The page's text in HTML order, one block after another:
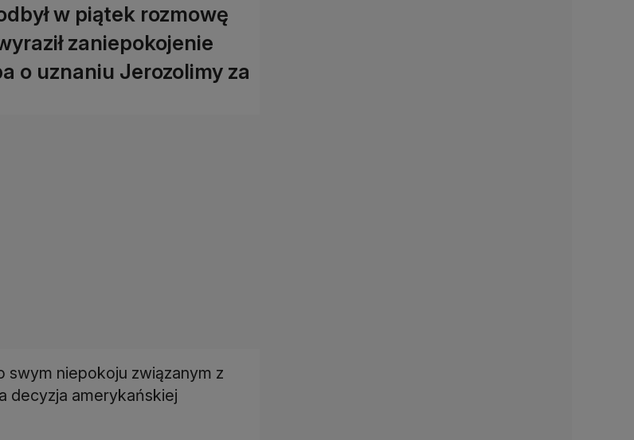
w piątek rozmowę
zaniepokojenie
o uznaniu Jerozolimy za
swym niepokoju związanym z
decyzja amerykańskiej